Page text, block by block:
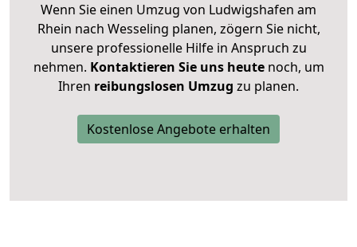
Wenn Sie einen Umzug von Ludwigshafen am
Rhein nach Wesseling planen, zögern Sie nicht,
unsere professionelle Hilfe in Anspruch zu
nehmen. Kontaktieren Sie uns heutenoch, um
Ihren reibungslosen Umzug zu planen.
Kostenlose Angebote erhalten